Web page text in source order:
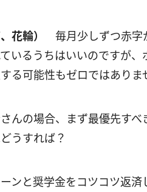
花輪）
毎月少しずつ赤字
いるうちはいいのですが
る可能性もゼロではありま
の場合、まず最優先すべ
うすれば？
ンと奨学金をコツコツ返済